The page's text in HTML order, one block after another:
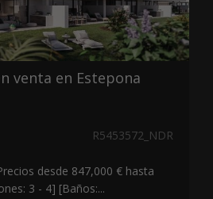
venta en Estepona
R5453572_NDR
desde 847,000 € hasta
3 - 4] [Baños:...